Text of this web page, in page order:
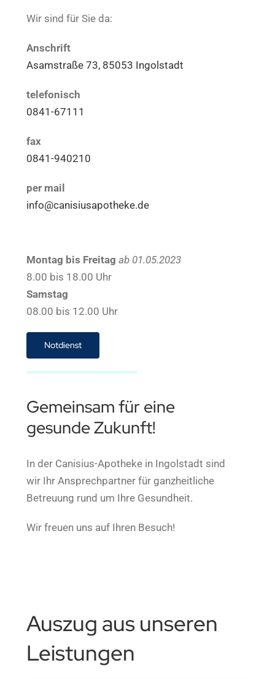
Wir sind für Sie da:
Anschrift
Asamstraße 73, 85053 Ingolstadt
telefonisch
0841-67111
fax
0841-940210
per mail
info@canisiusapotheke.de
Montag bis Freitag ab 01.05.2023
8.00 bis 18.00 Uhr
Samstag
08.00 bis 12.00 Uhr
Notdienst
Gemeinsam für eine
gesunde Zukunft!
In der Canisius-Apotheke in Ingolstadt sind
wir Ihr Ansprechpartner für ganzheitliche
Betreuung rund um Ihre Gesundheit.
Wir freuen uns auf Ihren Besuch!
Auszug aus unseren
Leistungen